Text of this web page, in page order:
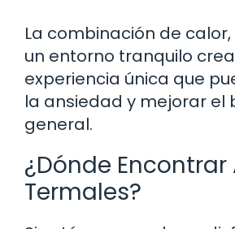
La combinación de
un entorno tranquilo
experiencia única que
la ansiedad y mejorar el
general.
¿Dónde Encontrar
Termales?